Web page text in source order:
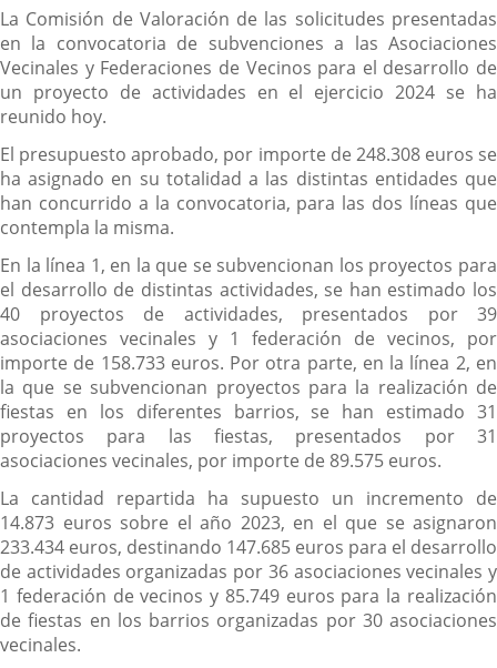
Descripción
La Comisión de Valoración de las solicitudes presentadas
en la convocatoria de subvenciones a las Asociaciones
Vecinales y Federaciones de Vecinos para el desarrollo de
un proyecto de actividades en el ejercicio 2024 se ha
reunido hoy.
El presupuesto aprobado, por importe de 248.308 euros se
ha asignado en su totalidad a las distintas entidades que
han concurrido a la convocatoria, para las dos líneas que
contempla la misma.
En la línea 1, en la que se subvencionan los proyectos para
el desarrollo de distintas actividades, se han estimado los
40 proyectos de actividades, presentados por 39
asociaciones vecinales y 1 federación de vecinos, por
importe de 158.733 euros. Por otra parte, en la línea 2, en
la que se subvencionan proyectos para la realización de
fiestas en los diferentes barrios, se han estimado 31
proyectos para las fiestas, presentados por 31
asociaciones vecinales, por importe de 89.575 euros.
La cantidad repartida ha supuesto un incremento de
14.873 euros sobre el año 2023, en el que se asignaron
233.434 euros, destinando 147.685 euros para el desarrollo
de actividades organizadas por 36 asociaciones vecinales y
1 federación de vecinos y 85.749 euros para la realización
de fiestas en los barrios organizadas por 30 asociaciones
vecinales.